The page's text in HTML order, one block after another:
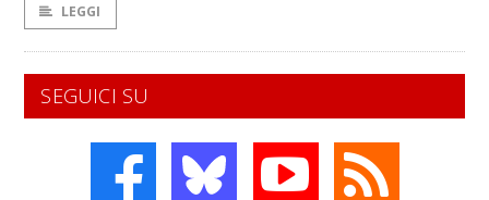
LEGGI
SEGUICI SU